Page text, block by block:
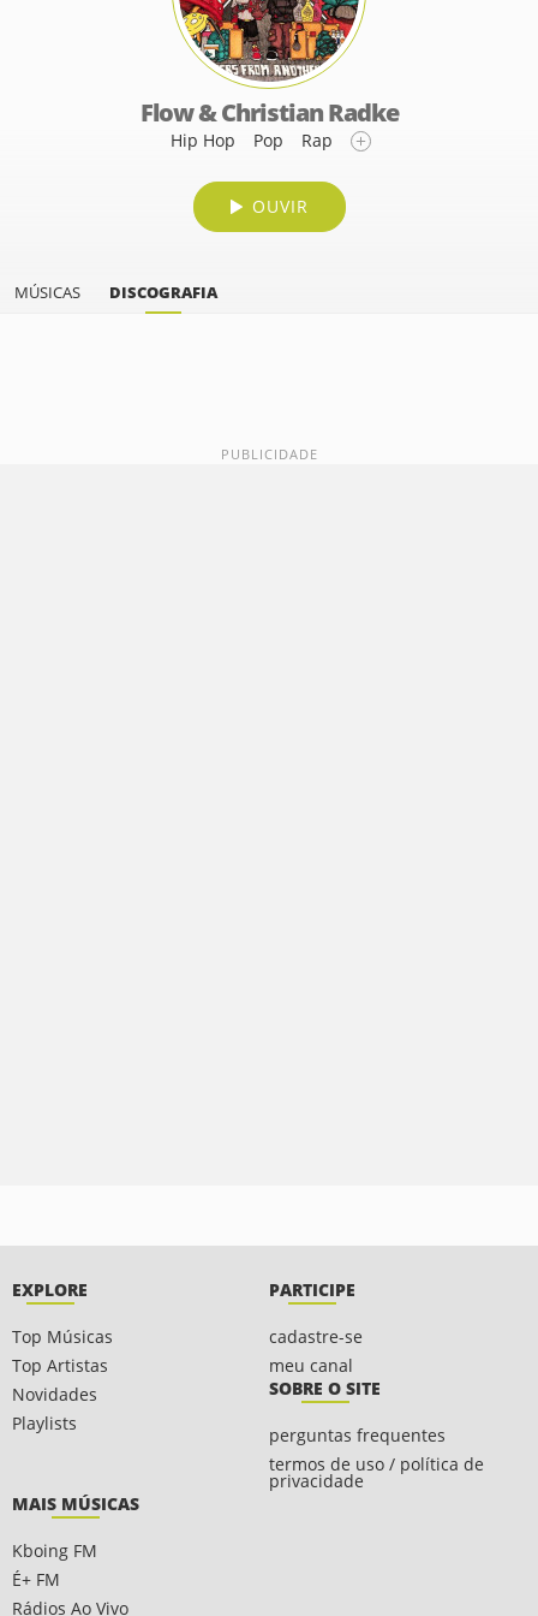
Flow & Christian Radke
Hip Hop Pop Rap
OUVIR
MÚSICAS DISCOGRAFIA
EXPLORE
Top Músicas
Top Artistas
Novidades
Playlists
PARTICIPE
cadastre-se
meu canal
SOBRE O SITE
perguntas frequentes
termos de uso / política de
privacidade
MAIS MÚSICAS
Kboing FM
É+ FM
Rádios Ao Vivo